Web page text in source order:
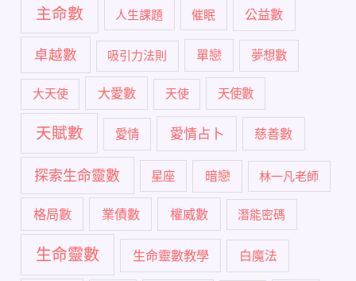
主命數 人生課題 催眠 公益數
卓越數 吸引力法則 單戀 夢想數
大天使 大愛數 天使 天使數
天賦數 愛情 愛情占卜 慈善數
探索生命靈數 星座 暗戀 林一凡老師
格局數 業債數 權威數 潛能密碼
生命靈數 生命靈數教學 白魔法